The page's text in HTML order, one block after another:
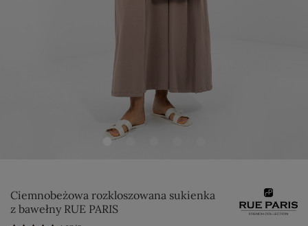
Ciemnobeżowa rozkloszowana sukienka
z bawełny RUE PARIS